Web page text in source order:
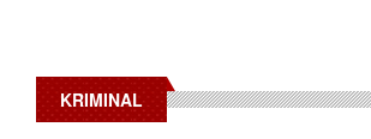
KRIMINAL